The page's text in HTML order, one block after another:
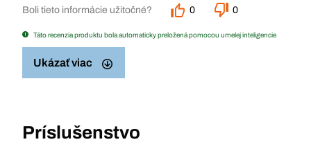
Boli tieto informácie užitočné? 0 0
Táto recenzia produktu bola automaticky preložená pomocou umelej inteligencie
Ukázať viac
Príslušenstvo